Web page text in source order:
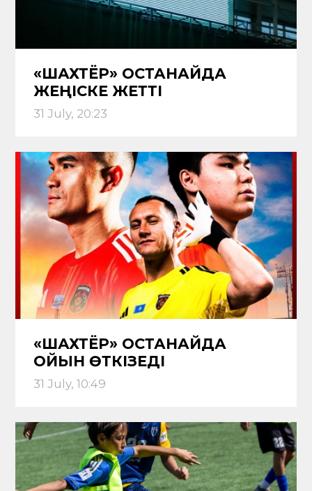
«ШАХТЁР» ҚОСТАНАЙДА
ЖЕҢІСКЕ ЖЕТТІ
31 July, 20:23
«ШАХТЁР» ҚОСТАНАЙДА
ОЙЫН ӨТКІЗЕДІ
31 July, 10:49